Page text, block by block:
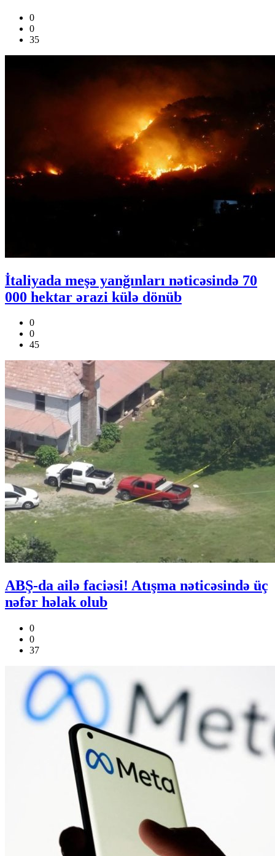
0
0
35
İtaliyada meşə yanğınları nəticəsində 70
000 hektar ərazi külə dönüb
0
0
45
ABŞ-da ailə faciəsi! Atışma nəticəsində üç
nəfər həlak olub
0
0
37